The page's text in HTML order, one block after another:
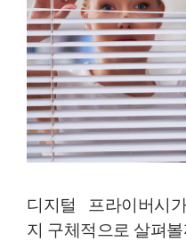
디지털 프라이버시
지 구체적으로 살펴